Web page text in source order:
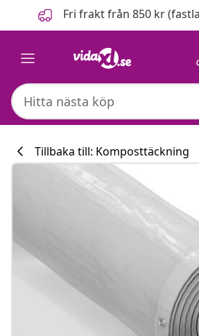
FöregåendeFri frakt från 850 kr
Tillbaka till: Komposttäckning